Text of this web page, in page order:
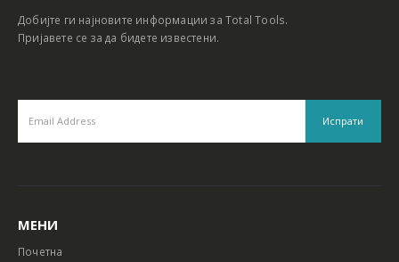
Добијте ги најновите информации за Total Tools.
Пријавете се за да бидете известени.
МЕНИ
Почетна